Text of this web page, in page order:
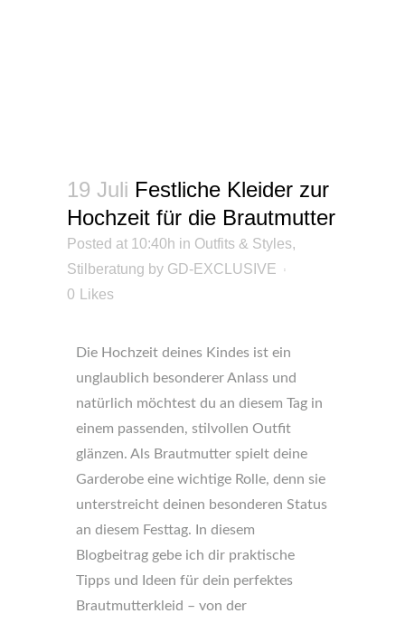
19 Juli Festliche Kleider zur
Hochzeit für die Brautmutter
Posted at 10:40h in Outfits & Styles,
Stilberatung by GD-EXCLUSIVE
0
Likes
Die Hochzeit deines Kindes ist ein
unglaublich besonderer Anlass und
natürlich möchtest du an diesem Tag in
einem passenden, stilvollen Outfit
glänzen. Als Brautmutter spielt deine
Garderobe eine wichtige Rolle, denn sie
unterstreicht deinen besonderen Status
an diesem Festtag. In diesem
Blogbeitrag gebe ich dir praktische
Tipps und Ideen für dein perfektes
Brautmutterkleid – von der